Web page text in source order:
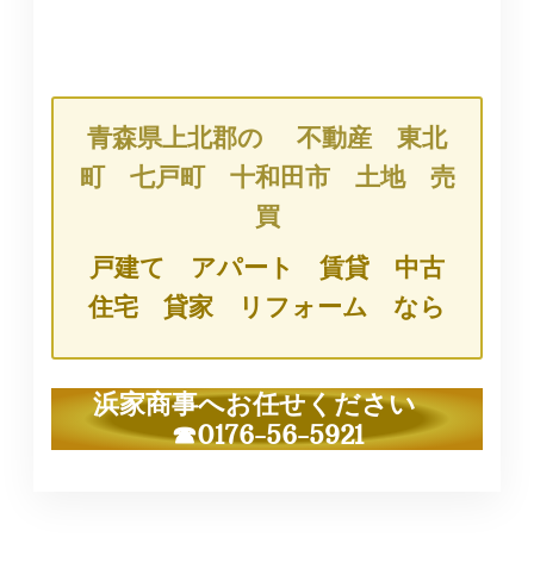
青森県上北郡の 不動産 東北
町 七戸町 十和田市 土地 売
買
戸建て アパート 賃貸 中古
住宅 貸家 リフォーム なら
浜家商事へお任せください
☎0176-56-5921